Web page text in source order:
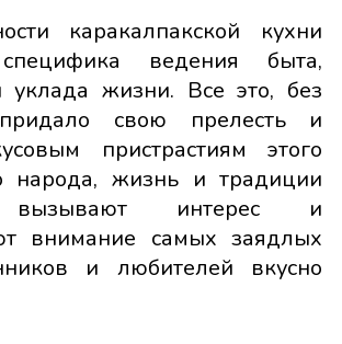
каракалпакской кухни
специфика ведения быта,
уклада жизни. Все это, без
свою прелесть и
пристрастиям этого
народа, жизнь и традиции
вызывают интерес и
внимание самых заядлых
и любителей вкусно